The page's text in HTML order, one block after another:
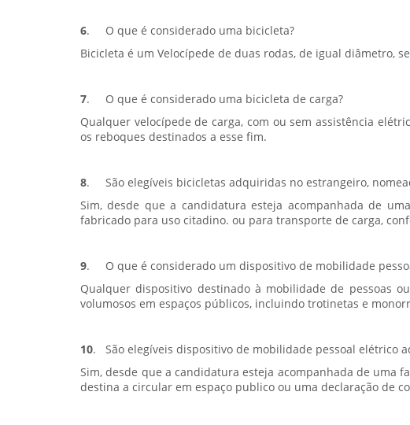
6. O que é considerado uma bicicleta?
Bicicleta é um Velocípede de duas rodas, de igual diâmetro,
7.
O que é considerado uma bicicleta de carga?
Qualquer velocípede de carga, com ou sem assistência
os reboques destinados a esse fim.
8.
São elegíveis bicicletas adquiridas no estrangeiro,
Sim, desde que a candidatura esteja acompanhada de
fabricado para uso citadino. ou para transporte de carga,
9.
O que é considerado um dispositivo de mobilidade
Qualquer dispositivo destinado à mobilidade de pessoas
volumosos em espaços públicos, incluindo trotinetas e
10.
São elegíveis dispositivo de mobilidade pessoal elétrico
Sim, desde que a candidatura esteja acompanhada de uma
destina a circular em espaço publico ou uma declaração de